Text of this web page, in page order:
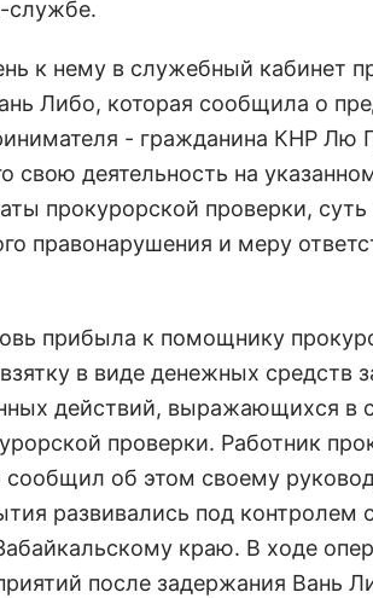
службе.
к нему в служебный кабинет
Либо, которая сообщила о
- гражданина КНР Лю
свою деятельность на
прокурорской проверки,
правонарушения и меру
прибыла к помощнику
в виде денежных средств
действий, выражающихся в
проверки. Работник
сообщил об этом своему
развивались под контролем
краю. В ходе
после задержания Вань